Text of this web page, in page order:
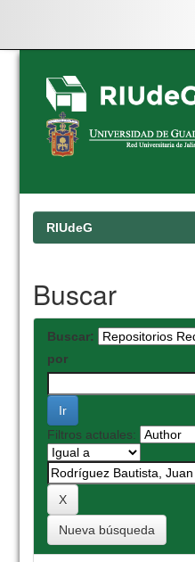
Skip
navigation
RIUdeG
Buscar
Buscar:
por
Filtros actuales:
Nueva búsqueda